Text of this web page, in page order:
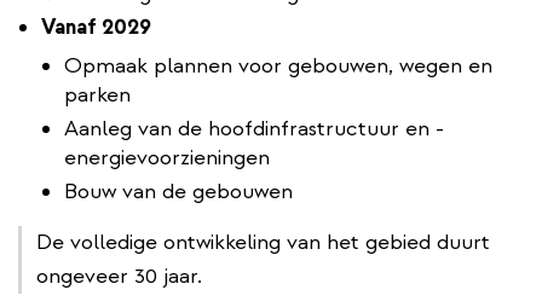
Vanaf 2029
Opmaak plannen voor gebouwen, wegen en
parken
Aanleg van de hoofdinfrastructuur en -
energievoorzieningen
Bouw van de gebouwen
De volledige ontwikkeling van het gebied duurt
ongeveer 30 jaar.